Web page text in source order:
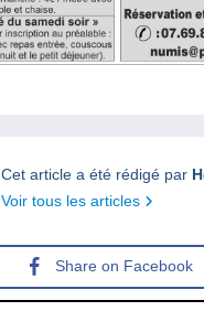
Cet article a été rédigé par
Voir tous les articles
Share on Facebook